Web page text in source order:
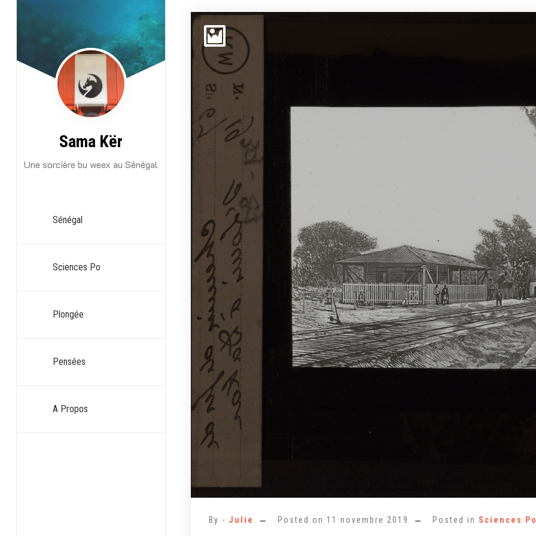
Sama Kër
Une sorcière bu weex au Sénégal
Sénégal
Sciences Po
Plongée
Pensées
A Propos
By - Julie Posted on 11 novembre 2019 Posted in Sciences